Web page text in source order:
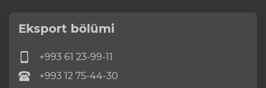
Eksport bölümi
+993 61 23-99-11
+993 12 75-44-30